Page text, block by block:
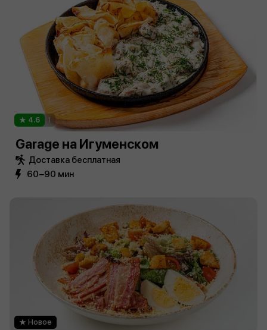
4.6 1
Garage на Игуменском
Доставка бесплатная
60−90 мин
Новое